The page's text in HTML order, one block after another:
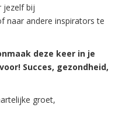
jezelf bij
naar andere inspirators te
deze keer in je
Succes, gezondheid,
groet,